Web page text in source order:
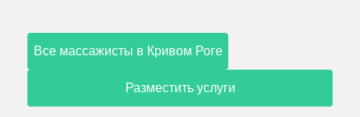
Все массажисты в Кривом Роге
Разместить услуги